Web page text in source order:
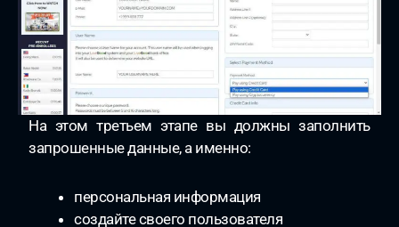
На этом третьем этапе вы должны заполнить
запрошенные данные, а именно:
персональная информация
создайте своего пользователя